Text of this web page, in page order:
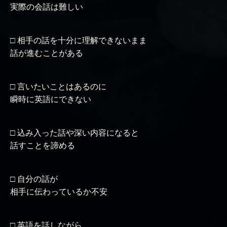
実際の会話は難しい
□ 相手の話を十分に理解できないまま
話が進むことがある
□ 言いたいことはあるのに
瞬時に英語にできない
□ 込み入った話や深い内容になると
話すことを諦める
□ 自分の話が
相手に伝わっているか不安